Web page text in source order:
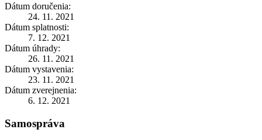
Dátum doručenia:
24. 11. 2021
Dátum splatnosti:
7. 12. 2021
Dátum úhrady:
26. 11. 2021
Dátum vystavenia:
23. 11. 2021
Dátum zverejnenia:
6. 12. 2021
Samospráva